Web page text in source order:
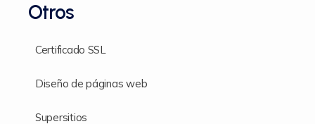
Otros
Certificado SSL
Diseño de páginas web
Supersitios